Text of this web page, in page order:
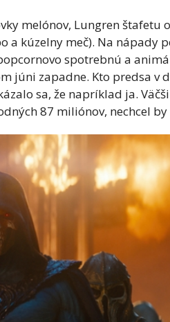
melónov, Lungren štafetu
a kúzelny meč). Na nápady
spotrebnú a
júni zapadne. Kto predsa v
sa, že napríklad ja.
87 miliónov, nechcel by